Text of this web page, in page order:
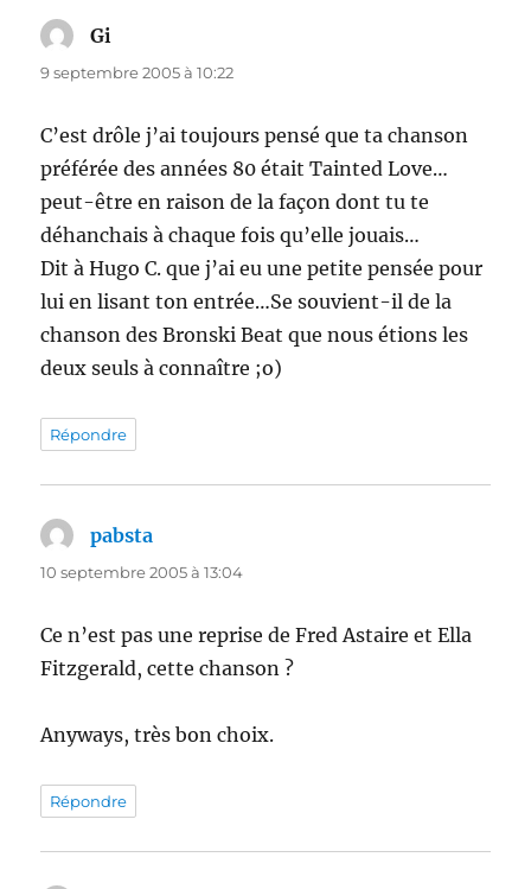
Gi
9 septembre 2005 à 10:22
C’est drôle j’ai toujours pensé que ta chanson
préférée des années 80 était Tainted Love…
peut-être en raison de la façon dont tu te
déhanchais à chaque fois qu’elle jouais…
Dit à Hugo C. que j’ai eu une petite pensée pour
lui en lisant ton entrée…Se souvient-il de la
chanson des Bronski Beat que nous étions les
deux seuls à connaître ;o)
Répondre
pabsta
10 septembre 2005 à 13:04
Ce n’est pas une reprise de Fred Astaire et Ella
Fitzgerald, cette chanson ?
Anyways, très bon choix.
Répondre